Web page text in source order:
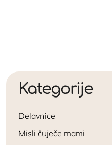
Kategorije
Delavnice
Misli čuječe mami